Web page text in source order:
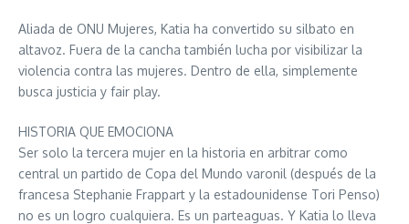
Aliada de ONU Mujeres, Katia ha convertido su silbato en
altavoz. Fuera de la cancha también lucha por visibilizar la
violencia contra las mujeres. Dentro de ella, simplemente
busca justicia y fair play.
HISTORIA QUE EMOCIONA
Ser solo la tercera mujer en la historia en arbitrar como
central un partido de Copa del Mundo varonil (después de la
francesa Stephanie Frappart y la estadounidense Tori Penso)
no es un logro cualquiera. Es un parteaguas. Y Katia lo lleva